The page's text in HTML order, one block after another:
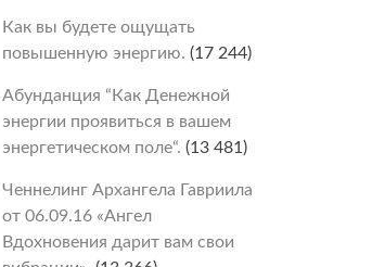
Как вы будете ощущать
повышенную энергию. (17 244)
Абунданция “Как Денежной
энергии проявиться в вашем
энергетическом поле“. (13 481)
Ченнелинг Архангела Гавриила
от 06.09.16 «Ангел
Вдохновения дарит вам свои